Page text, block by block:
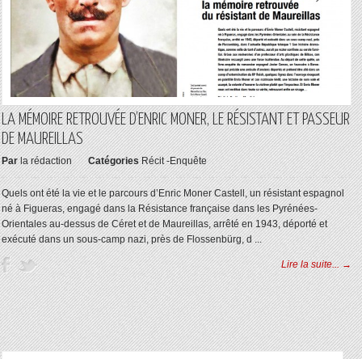
LA MÉMOIRE RETROUVÉE D’ENRIC MONER, LE RÉSISTANT ET PASSEUR
DE MAUREILLAS
Par la rédaction Catégories Récit -Enquête
Quels ont été la vie et le parcours d’Enric Moner Castell, un résistant espagnol
né à Figueras, engagé dans la Résistance française dans les Pyrénées-
Orientales au-dessus de Céret et de Maureillas, arrêté en 1943, déporté et
exécuté dans un sous-camp nazi, près de Flossenbürg, d ...
Lire la suite... →